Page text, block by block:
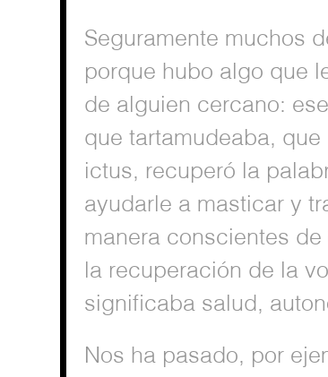
Seguramente muchos
porque hubo algo que
de alguien cercano:
que tartamudeaba,
ictus, recuperó la
ayudarle a masticar y
manera conscientes
la recuperación de la
significaba salud,
Nos ha pasado, por